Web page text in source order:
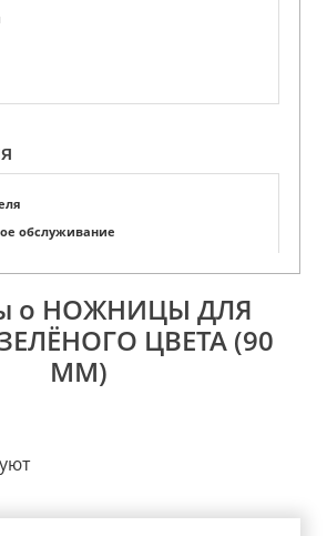
обслуживание
о НОЖНИЦЫ ДЛЯ
ЦВЕТА (90
ММ)